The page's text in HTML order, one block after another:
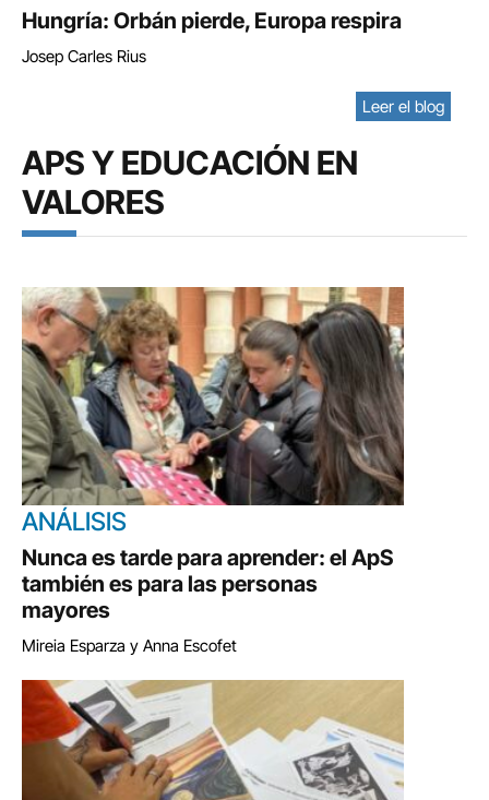
Hungría: Orbán pierde, Europa respira
Josep Carles Rius
Leer el blog
APS Y EDUCACIÓN EN
VALORES
ANÁLISIS
Nunca es tarde para aprender: el ApS
también es para las personas
mayores
Mireia Esparza y Anna Escofet